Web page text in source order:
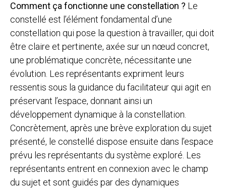
Comment ça fonctionne une constellation ? Le
constellé est l’élément fondamental d’une
constellation qui pose la question à travailler, qui doit
être claire et pertinente, axée sur un nœud concret,
une problématique concrète, nécessitante une
évolution. Les représentants expriment leurs
ressentis sous la guidance du facilitateur qui agit en
préservant l’espace, donnant ainsi un
développement dynamique à la constellation.
Concrètement, après une brève exploration du sujet
présenté, le constellé dispose ensuite dans l’espace
prévu les représentants du système exploré. Les
représentants entrent en connexion avec le champ
du sujet et sont guidés par des dynamiques